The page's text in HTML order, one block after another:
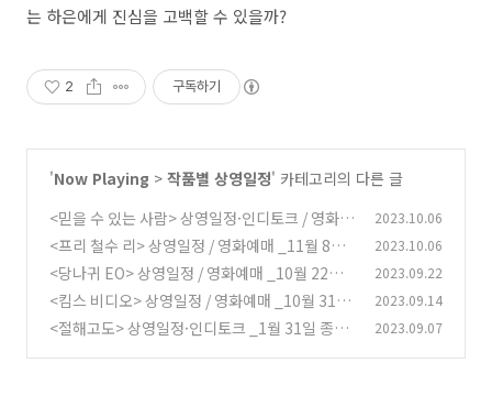
는 하은에게 진심을 고백할 수 있을까?
2 구독하기
'Now Playing > 작품별 상영일정' 카테고리의 다른 글
<믿을 수 있는 사람> 상영일정·인디토크 / 영화
예매 _11월 16일 종영 (0)
2023.10.06
<프리 철수 리> 상영일정 / 영화예매 _11월 8일
종영
(0)
2023.10.06
<당나귀 EO> 상영일정 / 영화예매 _10월 22일
종영 (0)
2023.09.22
<킴스 비디오> 상영일정 / 영화예매 _10월 31일
종영 (0)
2023.09.14
<절해고도> 상영일정·인디토크 _1월 31일 종영 2023.09.07